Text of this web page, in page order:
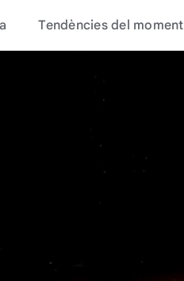
Tendències del moment